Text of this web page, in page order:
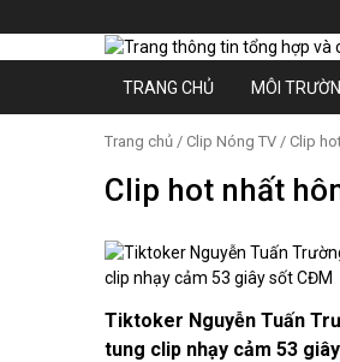
TRANG CHỦ MÔI
Trang chủ / Clip Nóng TV / Clip
Clip hot nhất
Tiktoker Nguyễn Tuấn
tung clip nhạy cảm 53